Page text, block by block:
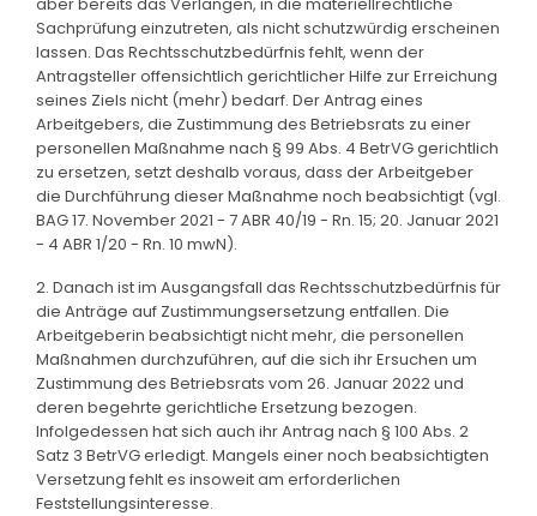
Sachprüfung einzutreten, als nicht schutzwürdig erscheinen
lassen. Das Rechtsschutzbedürfnis fehlt, wenn der
Antragsteller offensichtlich gerichtlicher Hilfe zur Erreichung
seines Ziels nicht (mehr) bedarf. Der Antrag eines
Arbeitgebers, die Zustimmung des Betriebsrats zu einer
personellen Maßnahme nach § 99 Abs. 4 BetrVG gerichtlich
zu ersetzen, setzt deshalb voraus, dass der Arbeitgeber
die Durchführung dieser Maßnahme noch beabsichtigt (vgl.
BAG 17. November 2021 - 7 ABR 40/19 - Rn. 15; 20. Januar 2021
- 4 ABR 1/20 - Rn. 10 mwN).
2. Danach ist im Ausgangsfall das Rechtsschutzbedürfnis für
die Anträge auf Zustimmungsersetzung entfallen. Die
Arbeitgeberin beabsichtigt nicht mehr, die personellen
Maßnahmen durchzuführen, auf die sich ihr Ersuchen um
Zustimmung des Betriebsrats vom 26. Januar 2022 und
deren begehrte gerichtliche Ersetzung bezogen.
Infolgedessen hat sich auch ihr Antrag nach § 100 Abs. 2
Satz 3 BetrVG erledigt. Mangels einer noch beabsichtigten
Versetzung fehlt es insoweit am erforderlichen
Feststellungsinteresse.